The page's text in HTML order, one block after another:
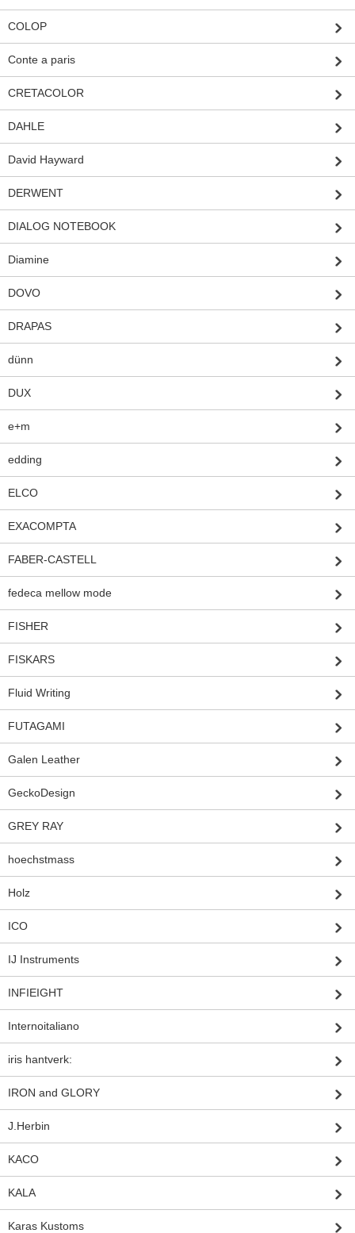
COLOP
Conte a paris
CRETACOLOR
DAHLE
David Hayward
DERWENT
DIALOG NOTEBOOK
Diamine
DOVO
DRAPAS
dünn
DUX
e+m
edding
ELCO
EXACOMPTA
FABER-CASTELL
fedeca mellow mode
FISHER
FISKARS
Fluid Writing
FUTAGAMI
Galen Leather
GeckoDesign
GREY RAY
hoechstmass
Holz
ICO
IJ Instruments
INFIEIGHT
Internoitaliano
iris hantverk:
IRON and GLORY
J.Herbin
KACO
KALA
Karas Kustoms